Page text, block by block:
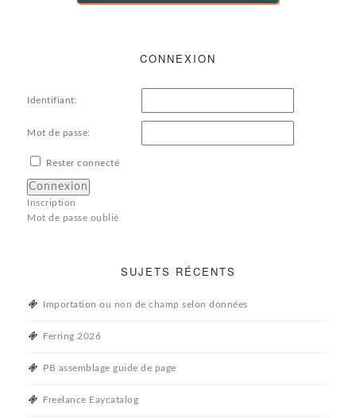
CONNEXION
Identifiant:
Mot de passe:
Rester connecté
Connexion
Inscription
Mot de passe oublié
SUJETS RÉCENTS
Importation ou non de champ selon données
Ferring 2026
PB assemblage guide de page
Freelance Eaycatalog